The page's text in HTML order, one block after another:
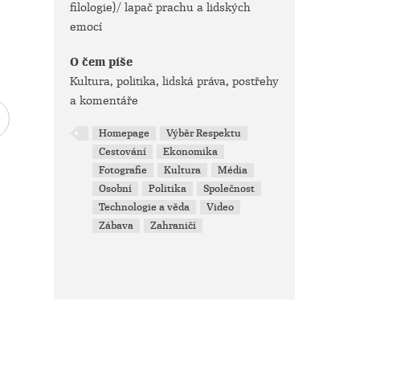
filologie)/ lapač prachu a lidských
emocí
O čem píše
Kultura, politika, lidská práva, postřehy
a komentáře
Homepage
Výběr Respektu
Cestování
Ekonomika
Fotografie
Kultura
Média
Osobní
Politika
Společnost
Technologie a věda
Video
Zábava
Zahraničí